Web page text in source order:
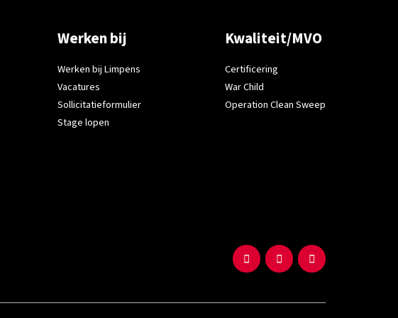
Werken bij
Werken bij Limpens
Vacatures
Sollicitatieformulier
Stage lopen
Kwaliteit/MVO
Certificering
War Child
Operation Clean Sweep